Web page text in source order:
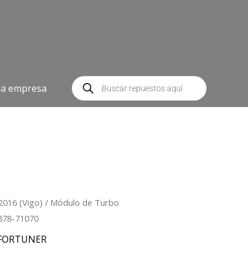
empresa
Búsqueda
de
productos
(Vigo) / Módulo de Turbo
71070